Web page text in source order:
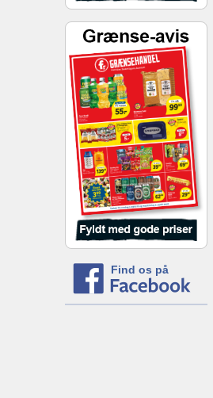
Find os på